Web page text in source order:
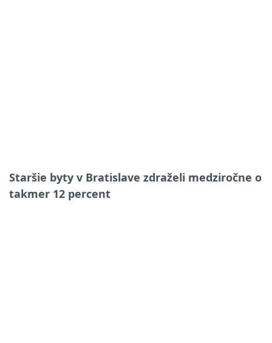
Staršie byty v Bratislave zdraželi medziročne o
takmer 12 percent